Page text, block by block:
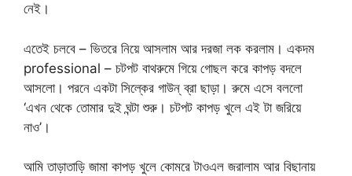
নেই।
এতেই চলবে – ভিতরে নিয়ে আসলাম আর দরজা লক করলাম। একদম
professional – চটপট বাথরুমে গিয়ে গোছল করে কাপড় বদলে
আসলো। পরনে একটা সিল্কের গাউন্ ব্রা ছাড়া। রুমে এসে বললো
‘এখন থেকে তোমার দুই ঘন্টা শুরু। চটপট কাপড় খুলে এই টা জরিয়ে
নাও’।
আমি তাড়াতাড়ি জামা কাপড় খুলে কোমরে টাওএল জরালাম আর বিছানায়